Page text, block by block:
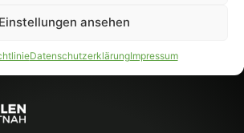
Einstellungen ansehen
DatenschutzerklärungImpressum
am Freitag, den 28.